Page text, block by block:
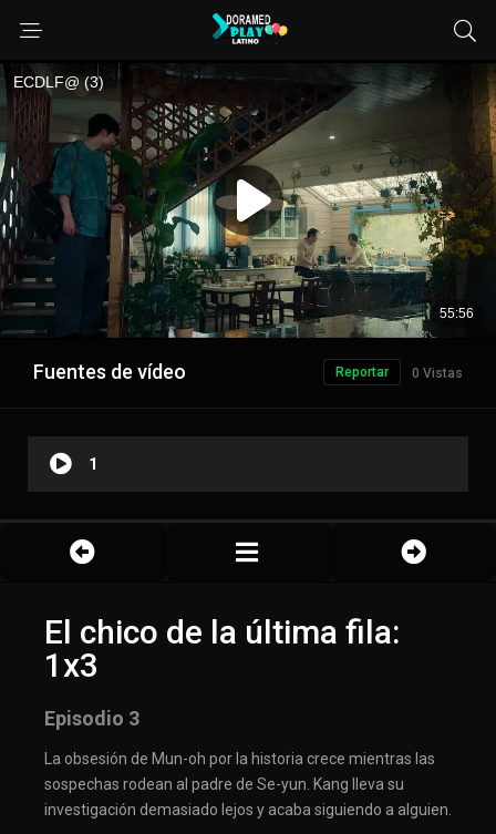
Fuentes de vídeo 0 Vistas
Reportar
1
El chico de la última fila:
1x3
Episodio 3
La obsesión de Mun-oh por la historia crece mientras las
sospechas rodean al padre de Se-yun. Kang lleva su
investigación demasiado lejos y acaba siguiendo a alguien.